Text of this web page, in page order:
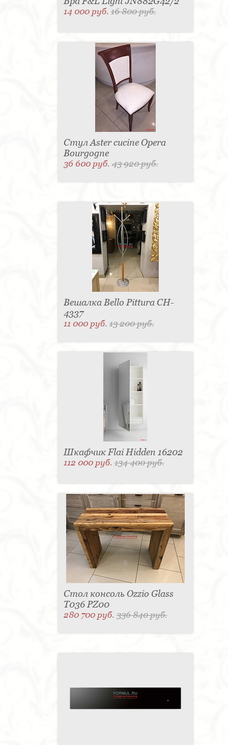
14 000 руб.16 800 руб.
Стул Aster cucine Opera
Bourgogne
36 600 руб.43 920 руб.
Вешалка Bello Pittura CH-
4337
11 000 руб.13 200 руб.
Шкафчик Flai Hidden 16202
112 000 руб.134 400 руб.
Стол консоль Ozzio Glass
T036 PZ00
280 700 руб.336 840 руб.